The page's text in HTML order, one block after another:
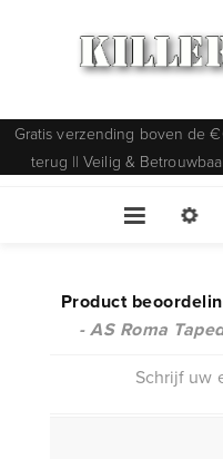
Gratis verzending boven de
terug || Veilig &
Product
- AS Roma
Schrijf uw